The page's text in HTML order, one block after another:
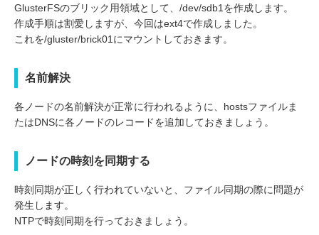
GlusterFSのブリック用領域として、/dev/sdb1を作成します。
作成手順は割愛しますが、今回はext4で作成しました。
これを/gluster/brick01にマウントしておきます。
名前解決
各ノードの名前解決が正常に行われるように、hostsファイルま
たはDNSに各ノードのレコードを追加しておきましょう。
ノードの時刻を同期する
時刻同期が正しく行われていないと、ファイル同期の際に問題が
発生します。
NTPで時刻同期を行っておきましょう。